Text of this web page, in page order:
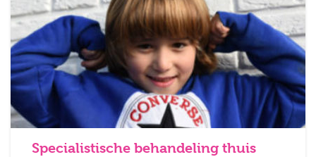
Specialistische behandeling thuis